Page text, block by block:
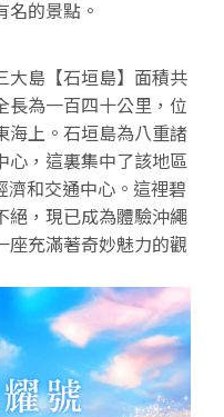
名的景點。
大島【石垣島】面積共
長為一百四十公里，位
海上。石垣島為八重諸
心，這裏集中了該地區
濟和交通中心。這裡碧
絕，現已成為體驗沖繩
座充滿著奇妙魅力的觀